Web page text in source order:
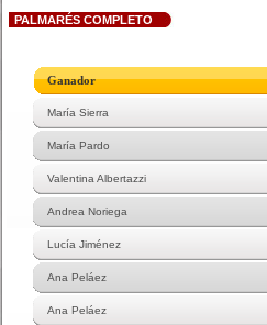
PALMARÉS COMPLETO
Ganador
María Sierra
María Pardo
Valentina Albertazzi
Andrea Noriega
Lucía Jiménez
Ana Peláez
Ana Peláez